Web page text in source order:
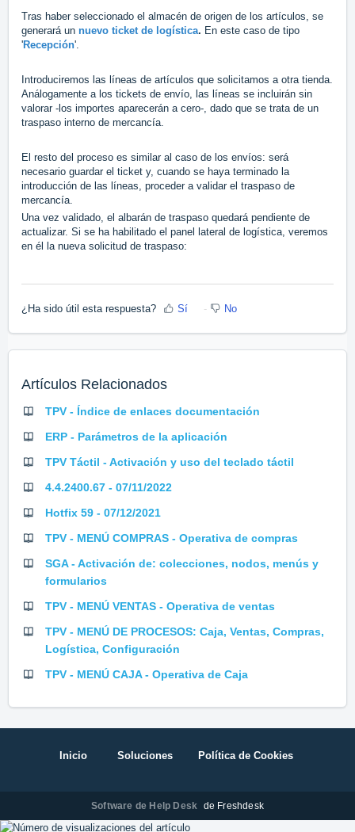
Tras haber seleccionado el almacén de origen de los artículos, se
generará un nuevo ticket de logística. En este caso de tipo
'Recepción'.
Introduciremos las líneas de artículos que solicitamos a otra tienda.
Análogamente a los tickets de envío, las líneas se incluirán sin
valorar -los importes aparecerán a cero-, dado que se trata de un
traspaso interno de mercancía.
El resto del proceso es similar al caso de los envíos: será
necesario guardar el ticket y, cuando se haya terminado la
introducción de las líneas, proceder a validar el traspaso de
mercancía.
Una vez validado, el albarán de traspaso quedará pendiente de
actualizar. Si se ha habilitado el panel lateral de logística, veremos
en él la nueva solicitud de traspaso:
¿Ha sido útil esta respuesta? Sí No
Artículos Relacionados
TPV - Índice de enlaces documentación
ERP - Parámetros de la aplicación
TPV Táctil - Activación y uso del teclado táctil
4.4.2400.67 - 07/11/2022
Hotfix 59 - 07/12/2021
TPV - MENÚ COMPRAS - Operativa de compras
SGA - Activación de: colecciones, nodos, menús y
formularios
TPV - MENÚ VENTAS - Operativa de ventas
TPV - MENÚ DE PROCESOS: Caja, Ventas, Compras,
Logística, Configuración
TPV - MENÚ CAJA - Operativa de Caja
Inicio Soluciones Política de Cookies
Software de Help Desk de Freshdesk